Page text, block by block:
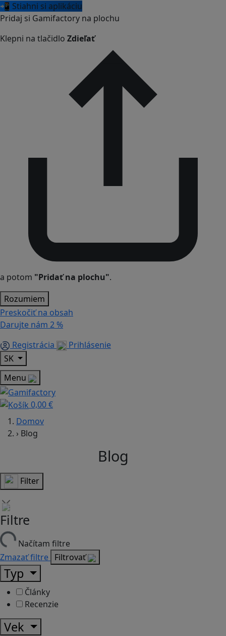
📲 Stiahni si aplikáciu
Pridaj si Gamifactory na plochu
Klepni na tlačidlo Zdieľať
a potom "Pridať na plochu".
Rozumiem
Preskočiť na obsah
Darujte nám 2 %
Registrácia
Prihlásenie
SK
Menu
0,00 €
Domov
› Blog
Blog
Filter
Filtre
Načítam filtre
Zmazať filtre Filtrovať
Typ
Články
Recenzie
Vek